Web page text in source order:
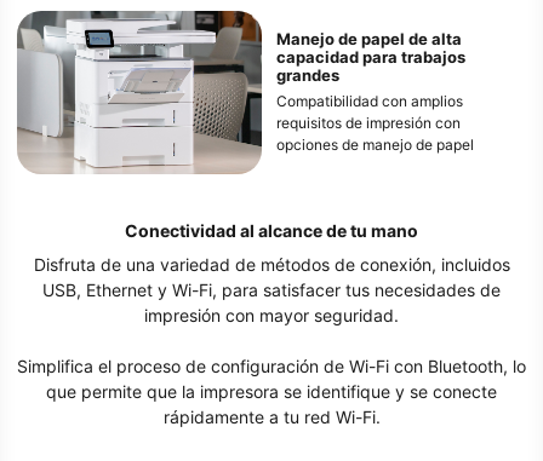
impresión rápida y segura.
Manejo de papel de alta
capacidad para trabajos
grandes
Compatibilidad con amplios
requisitos de impresión con
opciones de manejo de papel
de papel a 1410 hojas, lo que
un gran volumen de trabajo.
Conectividad al alcance de tu mano
Disfruta de una variedad de métodos de conexión, incluidos
USB, Ethernet y Wi-Fi, para satisfacer tus necesidades de
impresión con mayor seguridad.
Simplifica el proceso de configuración de Wi-Fi con Bluetooth, lo
que permite que la impresora se identifique y se conecte
rápidamente a tu red Wi-Fi.